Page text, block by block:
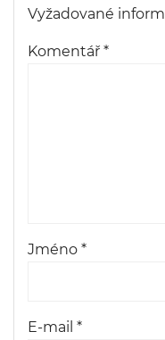
Vyžadované
Komentář *
Jméno *
E-mail *